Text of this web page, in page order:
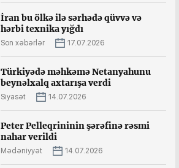
İran bu ölkə ilə sərhədə qüvvə və
hərbi texnika yığdı
Son xəbərlər 17.07.2026
Türkiyədə məhkəmə Netanyahunu
beynəlxalq axtarışa verdi
Siyasət 14.07.2026
Peter Pelleqrininin şərəfinə rəsmi
nahar verildi
Mədəniyyət 14.07.2026